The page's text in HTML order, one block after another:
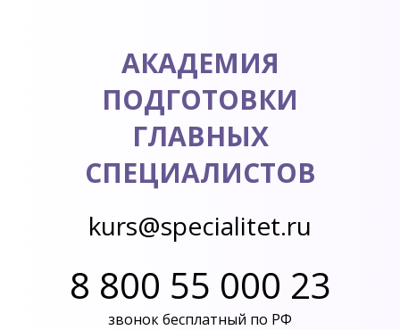
АКАДЕМИЯ
ПОДГОТОВКИ
ГЛАВНЫХ
СПЕЦИАЛИСТОВ
kurs@specialitet.ru
8 800 55 000 23
звонок бесплатный по РФ